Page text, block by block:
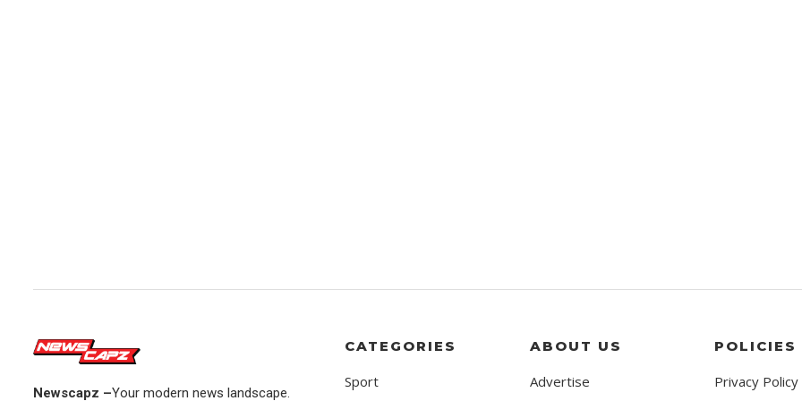
Newscapz –Your modern news landscape.
CATEGORIES
Sport
ABOUT US
Advertise
POLICIES
Privacy Policy